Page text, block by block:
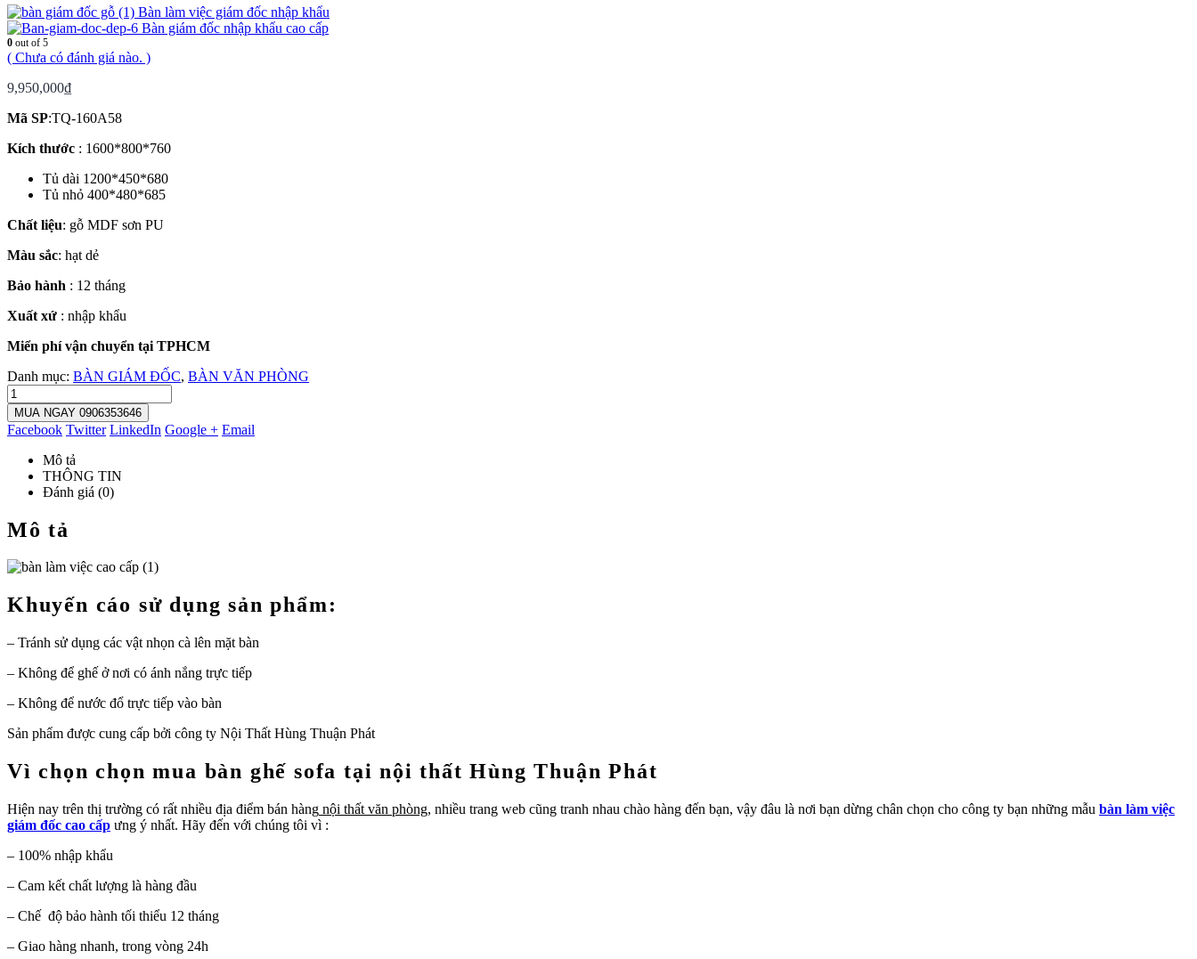
Bàn làm việc giám đốc nhập khẩu
Bàn giám đốc nhập khẩu cao cấp
0 out of 5
( Chưa có đánh giá nào. )
9,950,000₫
Mã SP:TQ-160A58
Kích thước : 1600*800*760
Tủ dài 1200*450*680
Tủ nhỏ 400*480*685
Chất liệu: gỗ MDF sơn PU
Màu sắc: hạt dẻ
Bảo hành : 12 tháng
Xuất xứ : nhập khẩu
Miển phí vận chuyển tại TPHCM
Danh mục: BÀN GIÁM ĐỐC, BÀN VĂN PHÒNG
MUA NGAY 0906353646
Facebook Twitter LinkedIn Google + Email
Mô tả
THÔNG TIN
Đánh giá (0)
Mô tả
Khuyến cáo sử dụng sản phẩm:
– Tránh sử dụng các vật nhọn cà lên mặt bàn
– Không để ghế ở nơi có ánh nắng trực tiếp
– Không để nước đổ trực tiếp vào bàn
Sản phẩm được cung cấp bởi công ty Nội Thất Hùng Thuận Phát
Vì chọn chọn mua bàn ghế sofa tại nội thất Hùng Thuận Phát
Hiện nay trên thị trường có rất nhiều địa điểm bán hàng nội thất văn phòng, nhiều trang web cũng tranh nhau chào hàng đến bạn, vậy đâu là nơi bạn dừng chân chọn cho công ty bạn những mẫu bàn làm việc
giám đốc cao cấp ưng ý nhất. Hãy đến với chúng tôi vì :
– 100% nhập khẩu
– Cam kết chất lượng là hàng đầu
– Chế độ bảo hành tối thiểu 12 tháng
– Giao hàng nhanh, trong vòng 24h